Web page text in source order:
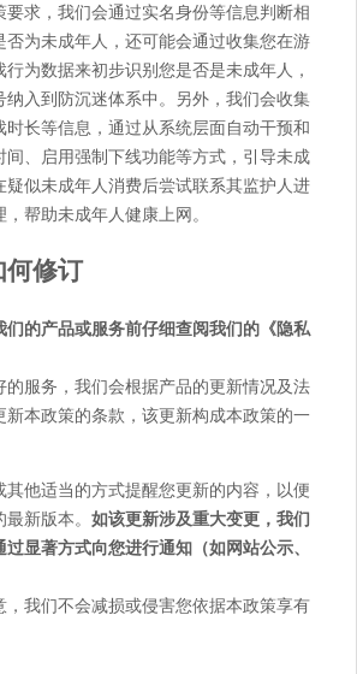
要求，我们会通过实名身份等信息判断相
否为未成年人，还可能会通过收集您在游
为数据来初步识别您是否是未成年人，
纳入到防沉迷体系中。另外，我们会收集
时长等信息，通过从系统层面自动干预和
间、启用强制下线功能等方式，引导未成
疑似未成年人消费后尝试联系其监护人进
帮助未成年人健康上网。
何修订
们的产品或服务前仔细查阅我们的《隐私
的服务，我们会根据产品的更新情况及法
新本政策的条款，该更新构成本政策的一
其他适当的方式提醒您更新的内容，以便
新版本。 如该更新涉及重大变更，我们
显著方式向您进行通知（如网站公示、
，我们不会减损或侵害您依据本政策享有